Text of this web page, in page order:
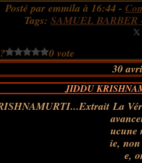
Posté par emmila à 16:44 -
Tags: SAMUEL BARBER
0 vote
30
JIDDU
La
ucune
ie,
e,